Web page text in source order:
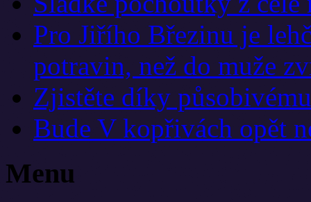
Pro Jiřího Březinu je
potravin, než do muže
Zjistěte díky
Bude V kopřivách opět
Menu